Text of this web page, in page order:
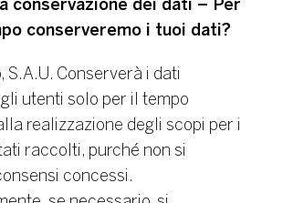
conservazione dei dati – Per
conserveremo i tuoi dati?
S.A.U. Conserverà i dati
utenti solo per il tempo
realizzazione degli scopi per i
raccolti, purché non si
concessi.